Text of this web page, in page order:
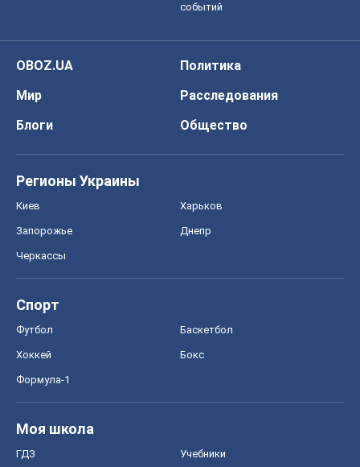
событий
OBOZ.UA
Политика
Мир
Расследования
Блоги
Общество
Регионы Украины
Киев Харьков
Запорожье Днепр
Черкассы
Спорт
Футбол Баскетбол
Хоккей Бокс
Формула-1
Моя школа
ГДЗ Учебники